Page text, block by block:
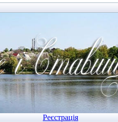
Реєстрація